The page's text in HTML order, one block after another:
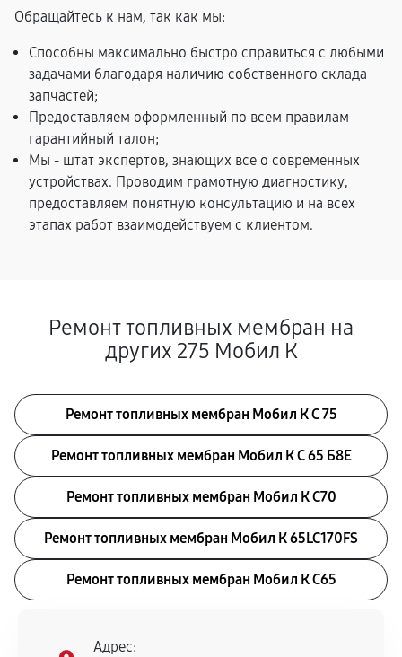
Обращайтесь к нам, так как мы:
Способны максимально быстро справиться с любыми
задачами благодаря наличию собственного склада
запчастей;
Предоставляем оформленный по всем правилам
гарантийный талон;
Мы - штат экспертов, знающих все о современных
устройствах. Проводим грамотную диагностику,
предоставляем понятную консультацию и на всех
этапах работ взаимодействуем с клиентом.
Ремонт топливных мембран на
других 275 Мобил К
Ремонт топливных мембран Мобил К С 75
Ремонт топливных мембран Мобил К С 65 Б8Е
Ремонт топливных мембран Мобил К С70
Ремонт топливных мембран Мобил К 65LC170FS
Ремонт топливных мембран Мобил К С65
Адрес: